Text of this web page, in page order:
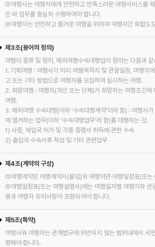
①여행사는 여행자에게 안전하고 만족스러운 여행서비스를
은 바 임무를 충실히 수행하여야 합니다.
②여행자는 안전하고 즐거운 여행을 위하여 여행자간 화합도
제3조(용어의 정의)
여행의 종류 및 정의, 해외여행수속대행업의 정의는 다음과
1. 기획여행 : 여행사가 미리 여행목적지 및 관광일정, 여행
고 또는 기타 방법으로 여행자를 모집하여 실시하는 여행.
2. 희망여행 : 여행자(개인 또는 단체)가 희망하는 여행조건에
여행.
3. 해외여행 수속대행(이하 '수속대행계약'이라 함) : 여행사
에 열거하는 업무(이하 ‘수속대행업무’라 함)를 대행하는 것.
1) 사증, 재입국 허가 및 각종 증명서 취득에 관한 수속
2) 출입국 수속서류 작성 및 기타 관련업무
제4조(계약의 구성)
①여행계약은 여행계약서(붙임)와 여행약관·여행일정표(또
②여행일정표(또는 여행설명서)에는 여행일자별 여행지와 관
용과 여행자 유의사항이 포함되어야 합니다.
제5조(특약)
여행사와 여행자는 관계법규에 위반되지 않는 범위내에서
명해야 합니다.